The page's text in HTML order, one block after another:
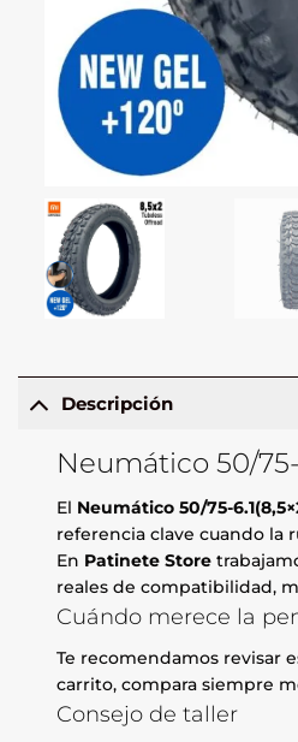
Descripción
Neumático 50/
El Neumático 50/75-
referencia clave cuando la
En Patinete Store
reales de compatibilidad,
Cuándo merece la
Te recomendamos revisar
carrito, compara siempre
Consejo de taller